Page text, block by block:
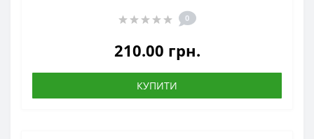
0
210.00 грн.
КУПИТИ